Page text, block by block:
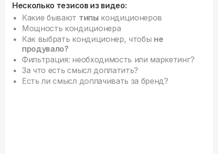
Несколько тезисов из видео:
Какие бывают типы кондиционеров
Мощность кондиционера
Как выбрать кондиционер, чтобы не
продувало?
Фильтрация: необходимость или маркетинг?
За что есть смысл доплатить?
Есть ли смысл доплачивать за бренд?